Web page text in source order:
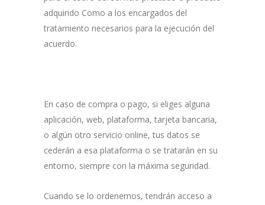
adquirido Como a los encargados del
tratamiento necesarios para la ejecución del
acuerdo.
En caso de compra o pago, si eliges alguna
aplicación, web, plataforma, tarjeta bancaria,
o algún otro servicio online, tus datos se
cederán a esa plataforma o se tratarán en su
entorno, siempre con la máxima seguridad.
Cuando se lo ordenemos, tendrán acceso a